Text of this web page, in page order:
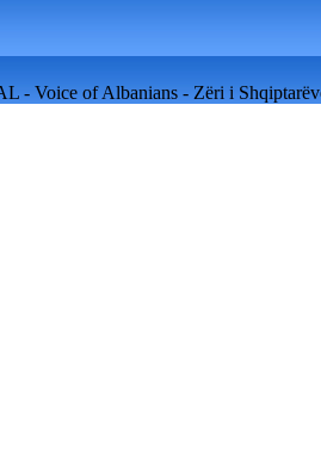
- Voice of Albanians - Zëri i